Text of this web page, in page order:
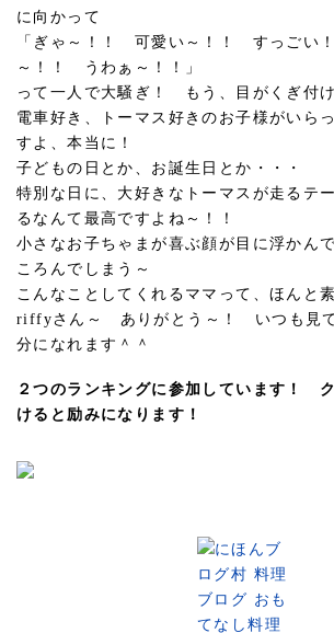
に向かって
「ぎゃ～！！ 可愛い～！！ すっごい
～！！ うわぁ～！！」
って一人で大騒ぎ！ もう、目がくぎ付け
電車好き、トーマス好きのお子様がいら
すよ、本当に！
子どもの日とか、お誕生日とか・・・
特別な日に、大好きなトーマスが走るテ
るなんて最高ですよね～！！
小さなお子ちゃまが喜ぶ顔が目に浮かん
ころんでしまう～
こんなことしてくれるママって、ほんと
riffyさん～ ありがとう～！ いつも見て
分になれます＾＾
２つのランキングに参加しています！
けると励みになります！